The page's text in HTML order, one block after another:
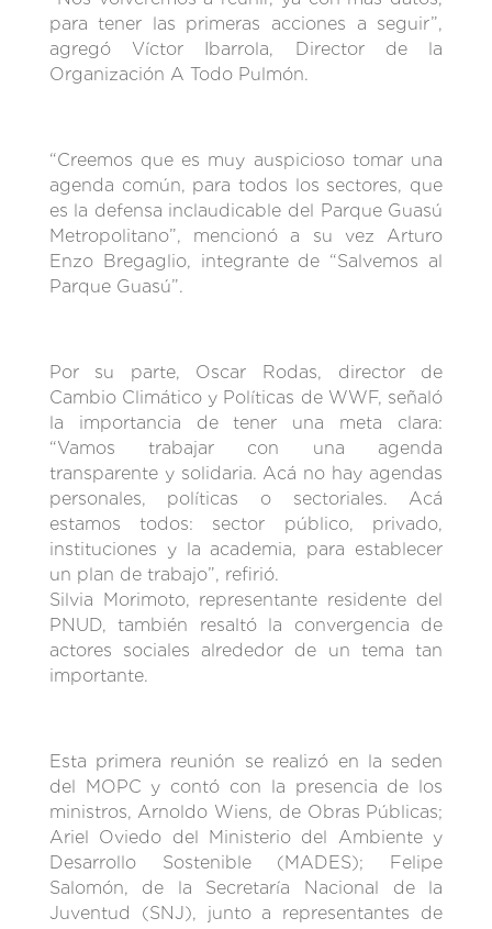
para tener las primeras acciones a seguir”,
agregó Víctor Ibarrola, Director de la
Organización A Todo Pulmón.
“Creemos que es muy auspicioso tomar una
agenda común, para todos los sectores, que
es la defensa inclaudicable del Parque Guasú
Metropolitano”, mencionó a su vez Arturo
Enzo Bregaglio, integrante de “Salvemos al
Parque Guasú”.
Por su parte, Oscar Rodas, director de
Cambio Climático y Políticas de WWF, señaló
la importancia de tener una meta clara:
“Vamos trabajar con una agenda
transparente y solidaria. Acá no hay agendas
personales, políticas o sectoriales. Acá
estamos todos: sector público, privado,
instituciones y la academia, para establecer
un plan de trabajo”, refirió.
Silvia Morimoto, representante residente del
PNUD, también resaltó la convergencia de
actores sociales alrededor de un tema tan
importante.
Esta primera reunión se realizó en la seden
del MOPC y contó con la presencia de los
ministros, Arnoldo Wiens, de Obras Públicas;
Ariel Oviedo del Ministerio del Ambiente y
Desarrollo Sostenible (MADES); Felipe
Salomón, de la Secretaría Nacional de la
Juventud (SNJ), junto a representantes de